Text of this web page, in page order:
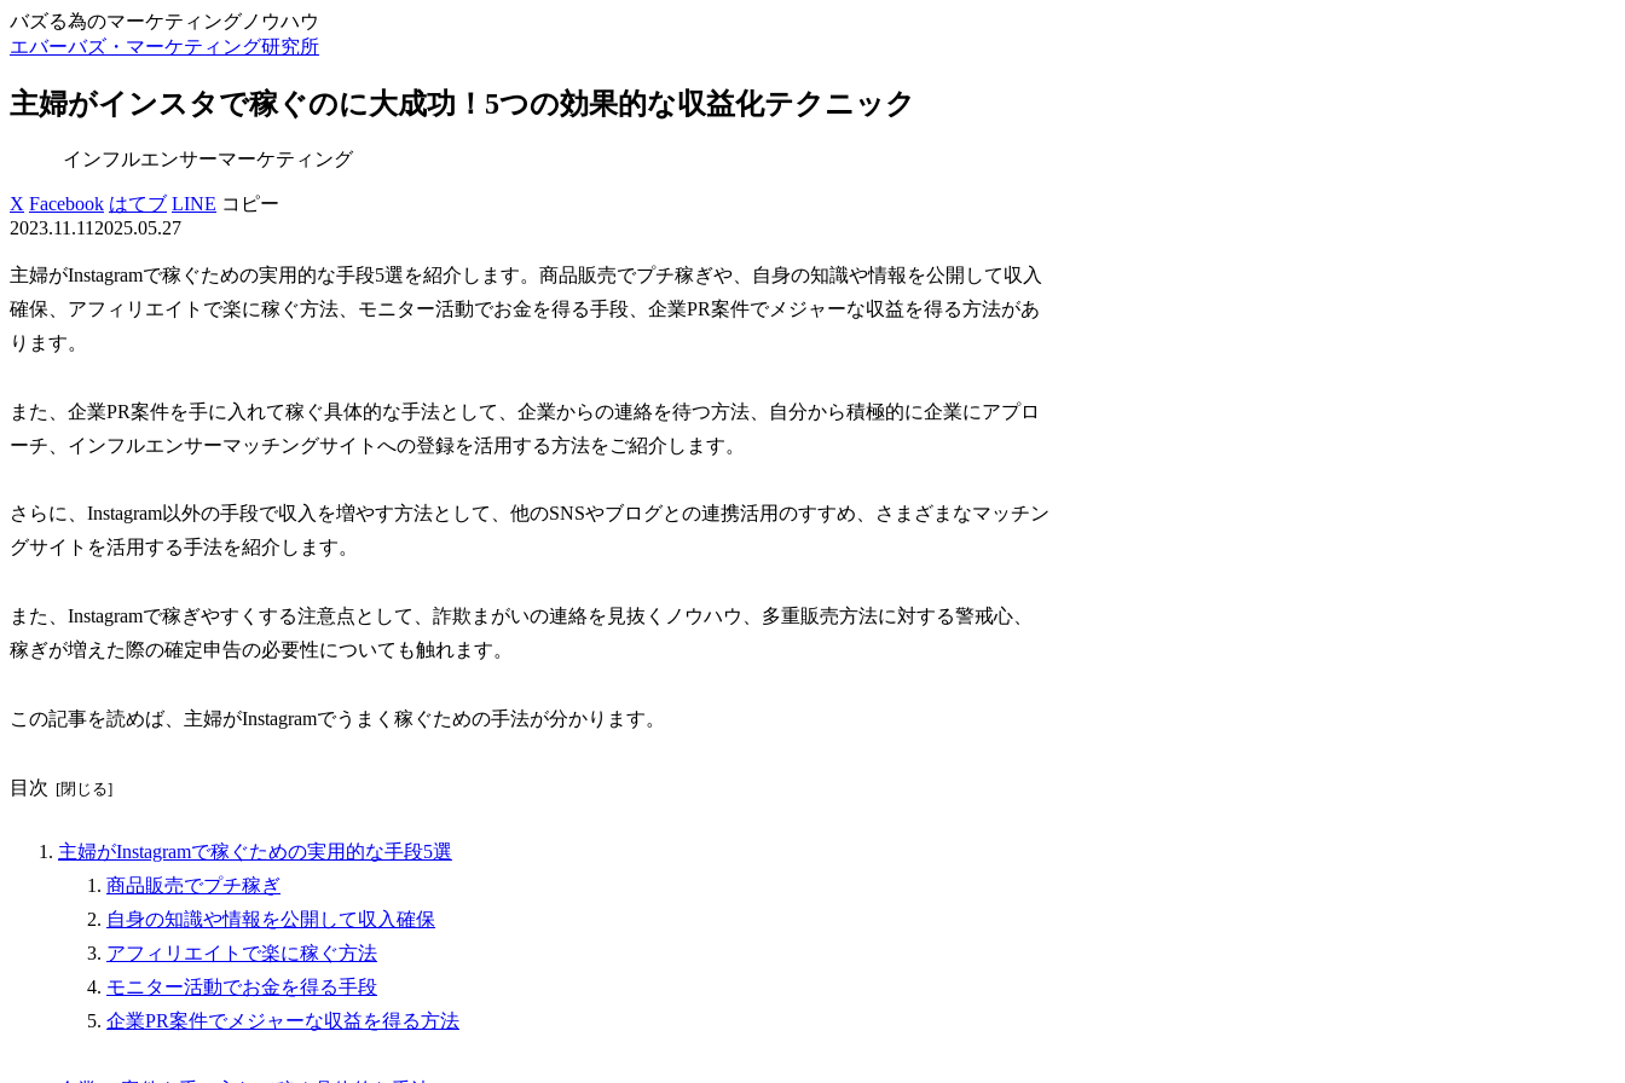
バズる為のマーケティングノウハウ
エバーバズ・マーケティング研究所
主婦がインスタで稼ぐのに大成功！5つの効果的な収益化テクニック
インフルエンサーマーケティング
X Facebook はてブ LINE コピー
2023.11.11 2025.05.27
主婦がInstagramで稼ぐための実用的な手段5選を紹介します。商品販売でプチ稼ぎや、自身の知識や情報を公開して収入
確保、アフィリエイトで楽に稼ぐ方法、モニター活動でお金を得る手段、企業PR案件でメジャーな収益を得る方法があ
ります。
また、企業PR案件を手に入れて稼ぐ具体的な手法として、企業からの連絡を待つ方法、自分から積極的に企業にアプロ
ーチ、インフルエンサーマッチングサイトへの登録を活用する方法をご紹介します。
さらに、Instagram以外の手段で収入を増やす方法として、他のSNSやブログとの連携活用のすすめ、さまざまなマッチン
グサイトを活用する手法を紹介します。
また、Instagramで稼ぎやすくする注意点として、詐欺まがいの連絡を見抜くノウハウ、多重販売方法に対する警戒心、
稼ぎが増えた際の確定申告の必要性についても触れます。
この記事を読めば、主婦がInstagramでうまく稼ぐための手法が分かります。
目次
主婦がInstagramで稼ぐための実用的な手段5選
商品販売でプチ稼ぎ
自身の知識や情報を公開して収入確保
アフィリエイトで楽に稼ぐ方法
モニター活動でお金を得る手段
企業PR案件でメジャーな収益を得る方法